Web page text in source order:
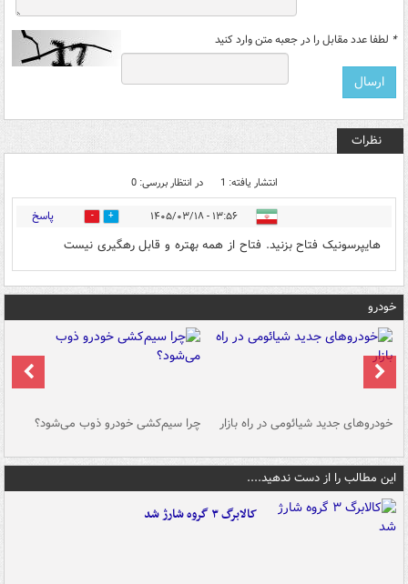
* لطفا عدد مقابل را در جعبه متن وارد کنید
نظرات
انتشار یافته: 1 در انتظار بررسی: 0
۱۳:۵۶ - ۱۴۰۵/۰۳/۱۸ 0 پاسخ
هایپرسونیک فتاح بزنید. فتاح از همه بهتره و قابل رهگیری نیست
خودرو
خودروهای جدید شیائومی در راه بازار چرا سیم‌کشی خودرو ذوب می‌شود؟
این مطالب را از دست ندهید....
کالابرگ ۳ گروه شارژ شد